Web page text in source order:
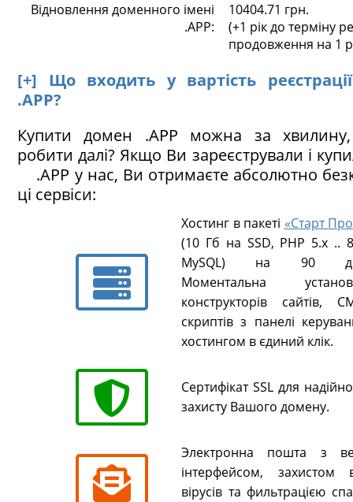
Відновлення доменного імені
.APP:
10404.71 грн.
(+1 рік до терміну
продовження на 1
[+] Що входить у вартість
.APP?
Купити домен .APP можна за
робити далі? Якщо Ви зареєстрували і
.APP у нас, Ви отримаєте абсолютно
ці сервіси:
Хостинг в пакеті «Старт
(10 Гб на SSD, PHP 5.х ..
MySQL) на 90
Моментальна
конструкторів сайтів,
скриптів з панелі
хостингом в єдиний клік.
Сертифікат SSL для
захисту Вашого домену.
Электронна пошта з
інтерфейсом, захистом
вірусів та фильтрацією